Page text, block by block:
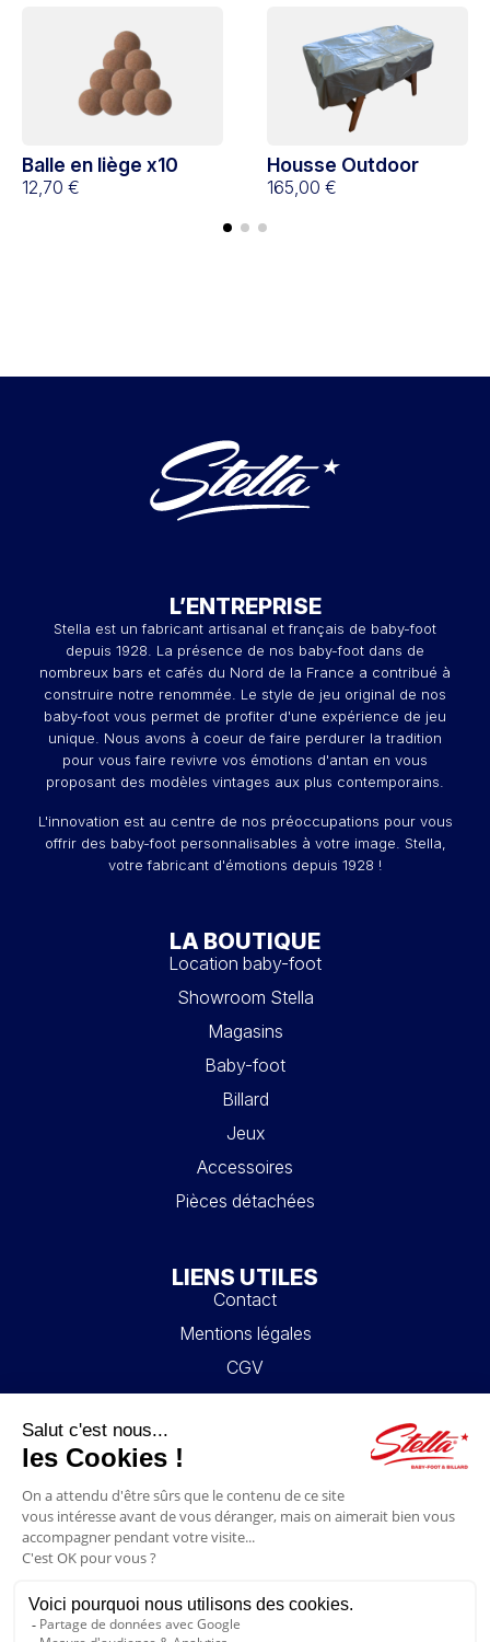
Balle en liège x10
12,70 €
Housse Outdoor
165,00 €
L’ENTREPRISE
Stella est un fabricant artisanal et français de baby-foot
depuis 1928. La présence de nos baby-foot dans de
nombreux bars et cafés du Nord de la France a contribué à
construire notre renommée. Le style de jeu original de nos
baby-foot vous permet de profiter d'une expérience de jeu
unique. Nous avons à coeur de faire perdurer la tradition
pour vous faire revivre vos émotions d'antan en vous
proposant des modèles vintages aux plus contemporains.
L'innovation est au centre de nos préoccupations pour vous
offrir des baby-foot personnalisables à votre image. Stella,
votre fabricant d'émotions depuis 1928 !
LA BOUTIQUE
Location baby-foot
Showroom Stella
Magasins
Baby-foot
Billard
Jeux
Accessoires
Pièces détachées
LIENS UTILES
Contact
Mentions légales
CGV
Mon compte
NOUS SUIVRE
4.6/5